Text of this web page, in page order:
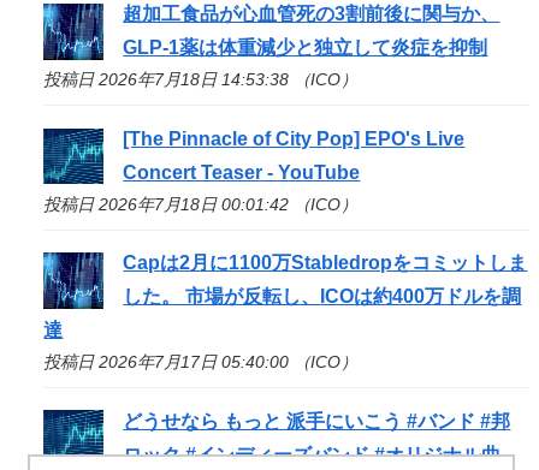
超加工食品が心血管死の3割前後に関与か、
GLP-1薬は体重減少と独立して炎症を抑制
投稿日 2026年7月18日 14:53:38 （ICO）
[The Pinnacle of City Pop] EPO's Live
Concert Teaser - YouTube
投稿日 2026年7月18日 00:01:42 （ICO）
Capは2月に1100万Stabledropをコミットしま
した。 市場が反転し、
ICOは約400万ドルを調
達
投稿日 2026年7月17日 05:40:00 （ICO）
どうせなら もっと 派手にいこう #バンド #邦
ロック #インディーズバンド #オリジナル曲 -